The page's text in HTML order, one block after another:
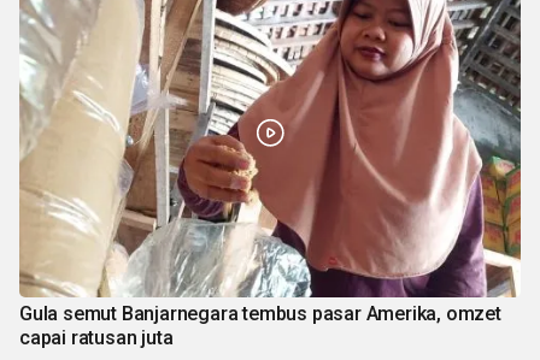
Gula semut Banjarnegara tembus pasar Amerika, omzet
capai ratusan juta